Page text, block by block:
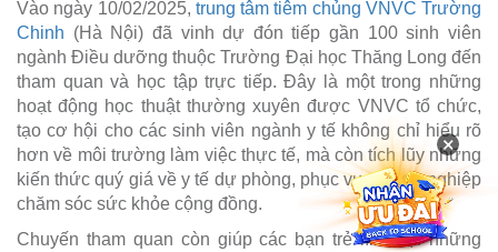
Vào ngày 10/02/2025, trung tâm tiêm chủng VNVC Trường
Chinh (Hà Nội) đã vinh dự đón tiếp gần 100 sinh viên
ngành Điều dưỡng thuộc Trường Đại học Thăng Long đến
tham quan và học tập trực tiếp. Đây là một trong những
hoạt động học thuật thường xuyên được VNVC tổ chức,
tạo cơ hội cho các sinh viên ngành y tế không chỉ hiểu rõ
hơn về môi trường làm việc thực tế, mà còn tích lũy những
kiến thức quý giá về y tế dự phòng, phục vụ cho sự nghiệp
chăm sóc sức khỏe cộng đồng.
Chuyến tham quan còn giúp các bạn trẻ lĩnh hội những
×